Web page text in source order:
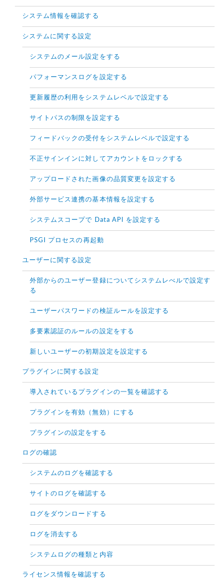
システム情報を確認する
システムに関する設定
システムのメール設定をする
パフォーマンスログを設定する
更新履歴の利用をシステムレベルで設定する
サイトパスの制限を設定する
フィードバックの受付をシステムレベルで設定する
不正サインインに対してアカウントをロックする
アップロードされた画像の品質変更を設定する
外部サービス連携の基本情報を設定する
システムスコープで Data API を設定する
PSGI プロセスの再起動
ユーザーに関する設定
外部からのユーザー登録についてシステムレべルで設定す
る
ユーザーパスワードの検証ルールを設定する
多要素認証のルールの設定をする
新しいユーザーの初期設定を設定する
プラグインに関する設定
導入されているプラグインの一覧を確認する
プラグインを有効（無効）にする
プラグインの設定をする
ログの確認
システムのログを確認する
サイトのログを確認する
ログをダウンロードする
ログを消去する
システムログの種類と内容
ライセンス情報を確認する